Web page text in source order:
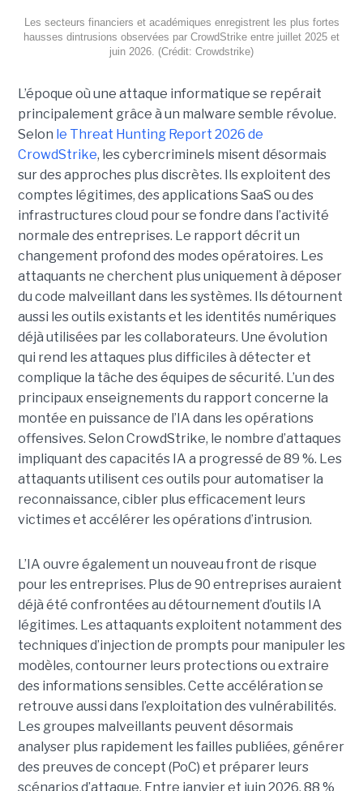
Les secteurs financiers et académiques enregistrent les plus fortes
hausses dintrusions observées par CrowdStrike entre juillet 2025 et
juin 2026. (Crédit: Crowdstrike)
L’époque où une attaque informatique se repérait
principalement grâce à un malware semble révolue.
Selon le Threat Hunting Report 2026 de
CrowdStrike, les cybercriminels misent désormais
sur des approches plus discrètes. Ils exploitent des
comptes légitimes, des applications SaaS ou des
infrastructures cloud pour se fondre dans l’activité
normale des entreprises. Le rapport décrit un
changement profond des modes opératoires. Les
attaquants ne cherchent plus uniquement à déposer
du code malveillant dans les systèmes. Ils détournent
aussi les outils existants et les identités numériques
déjà utilisées par les collaborateurs. Une évolution
qui rend les attaques plus difficiles à détecter et
complique la tâche des équipes de sécurité. L’un des
principaux enseignements du rapport concerne la
montée en puissance de l’IA dans les opérations
offensives. Selon CrowdStrike, le nombre d’attaques
impliquant des capacités IA a progressé de 89 %. Les
attaquants utilisent ces outils pour automatiser la
reconnaissance, cibler plus efficacement leurs
victimes et accélérer les opérations d’intrusion.
L’IA ouvre également un nouveau front de risque
pour les entreprises. Plus de 90 entreprises auraient
déjà été confrontées au détournement d’outils IA
légitimes. Les attaquants exploitent notamment des
techniques d’injection de prompts pour manipuler les
modèles, contourner leurs protections ou extraire
des informations sensibles. Cette accélération se
retrouve aussi dans l’exploitation des vulnérabilités.
Les groupes malveillants peuvent désormais
analyser plus rapidement les failles publiées, générer
des preuves de concept (PoC) et préparer leurs
scénarios d’attaque. Entre janvier et juin 2026, 88 %